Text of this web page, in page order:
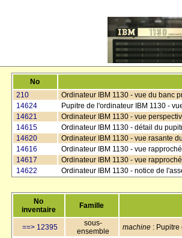
No
210
Ordinateur IBM 1130 - vue du banc
14624
Pupitre de l'ordinateur IBM 1130 -
14621
Ordinateur IBM 1130 - vue
14615
Ordinateur IBM 1130 - détail du
14620
Ordinateur IBM 1130 - vue rasante
14616
Ordinateur IBM 1130 - vue
14617
Ordinateur IBM 1130 - vue
14622
Ordinateur IBM 1130 - notice de
No
inventaire
Famille
==> 12395
sous-
ensemble
machine : Pupitre